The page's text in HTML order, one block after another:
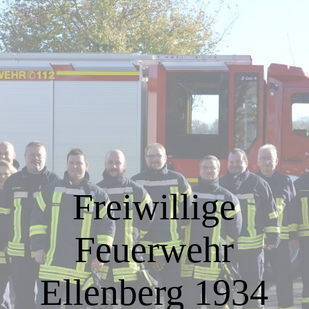
Freiwillige
Feuerwehr
Ellenberg 1934
Startseite
Über uns
Unsere Ziele
Der Vereinsvorstand
Feuerwehrverein Ellenberg